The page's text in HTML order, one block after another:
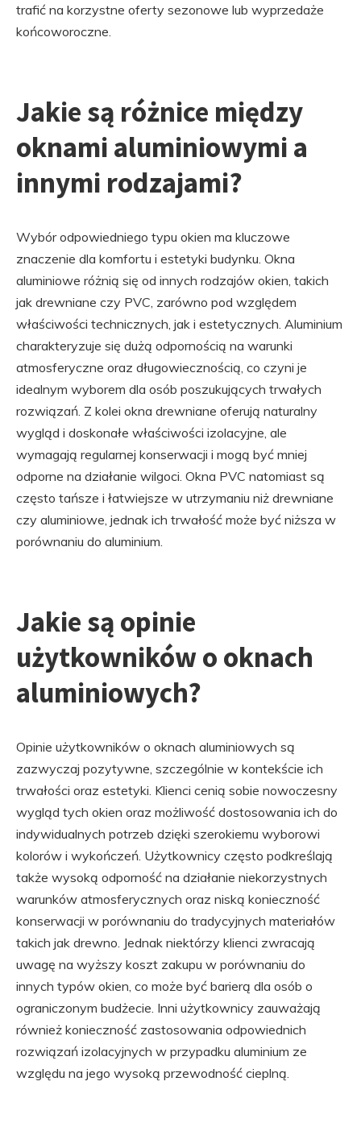
trafić na korzystne oferty sezonowe lub wyprzedaże
końcoworoczne.
Jakie są różnice między
oknami aluminiowymi a
innymi rodzajami?
Wybór odpowiedniego typu okien ma kluczowe
znaczenie dla komfortu i estetyki budynku. Okna
aluminiowe różnią się od innych rodzajów okien, takich
jak drewniane czy PVC, zarówno pod względem
właściwości technicznych, jak i estetycznych. Aluminium
charakteryzuje się dużą odpornością na warunki
atmosferyczne oraz długowiecznością, co czyni je
idealnym wyborem dla osób poszukujących trwałych
rozwiązań. Z kolei okna drewniane oferują naturalny
wygląd i doskonałe właściwości izolacyjne, ale
wymagają regularnej konserwacji i mogą być mniej
odporne na działanie wilgoci. Okna PVC natomiast są
często tańsze i łatwiejsze w utrzymaniu niż drewniane
czy aluminiowe, jednak ich trwałość może być niższa w
porównaniu do aluminium.
Jakie są opinie
użytkowników o oknach
aluminiowych?
Opinie użytkowników o oknach aluminiowych są
zazwyczaj pozytywne, szczególnie w kontekście ich
trwałości oraz estetyki. Klienci cenią sobie nowoczesny
wygląd tych okien oraz możliwość dostosowania ich do
indywidualnych potrzeb dzięki szerokiemu wyborowi
kolorów i wykończeń. Użytkownicy często podkreślają
także wysoką odporność na działanie niekorzystnych
warunków atmosferycznych oraz niską konieczność
konserwacji w porównaniu do tradycyjnych materiałów
takich jak drewno. Jednak niektórzy klienci zwracają
uwagę na wyższy koszt zakupu w porównaniu do
innych typów okien, co może być barierą dla osób o
ograniczonym budżecie. Inni użytkownicy zauważają
również konieczność zastosowania odpowiednich
rozwiązań izolacyjnych w przypadku aluminium ze
względu na jego wysoką przewodność cieplną.